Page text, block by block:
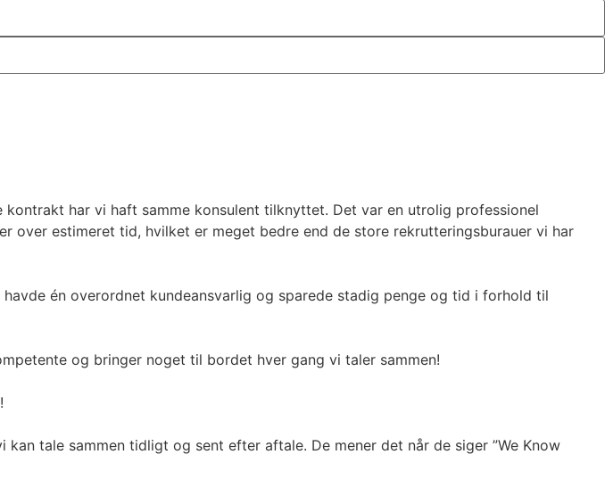
har vi haft samme konsulent tilknyttet. Det var en utrolig professionel
over estimeret tid, hvilket er meget bedre end de store rekrutteringsburauer vi har
én overordnet kundeansvarlig og sparede stadig penge og tid i forhold til
og bringer noget til bordet hver gang vi taler sammen!
tale sammen tidligt og sent efter aftale. De mener det når de siger ”We Know